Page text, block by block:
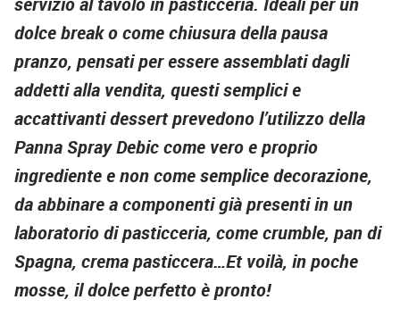
dolce break o come chiusura della pausa
pranzo, pensati per essere assemblati dagli
addetti alla vendita, questi semplici e
accattivanti dessert prevedono l’utilizzo della
Panna Spray Debic come vero e proprio
ingrediente e non come semplice decorazione,
da abbinare a componenti già presenti in un
laboratorio di pasticceria, come crumble, pan di
Spagna, crema pasticcera…Et voilà, in poche
mosse, il dolce perfetto è pronto!